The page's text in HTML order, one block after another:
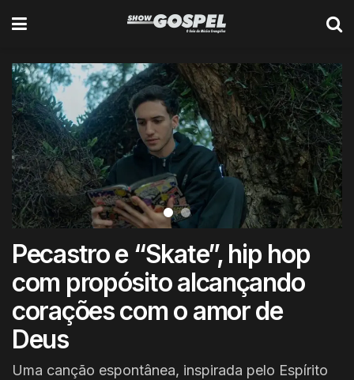
Pecastro e “Skate”, hip hop
com propósito alcançando
corações com o amor de
Deus
Uma canção espontânea, inspirada pelo Espírito